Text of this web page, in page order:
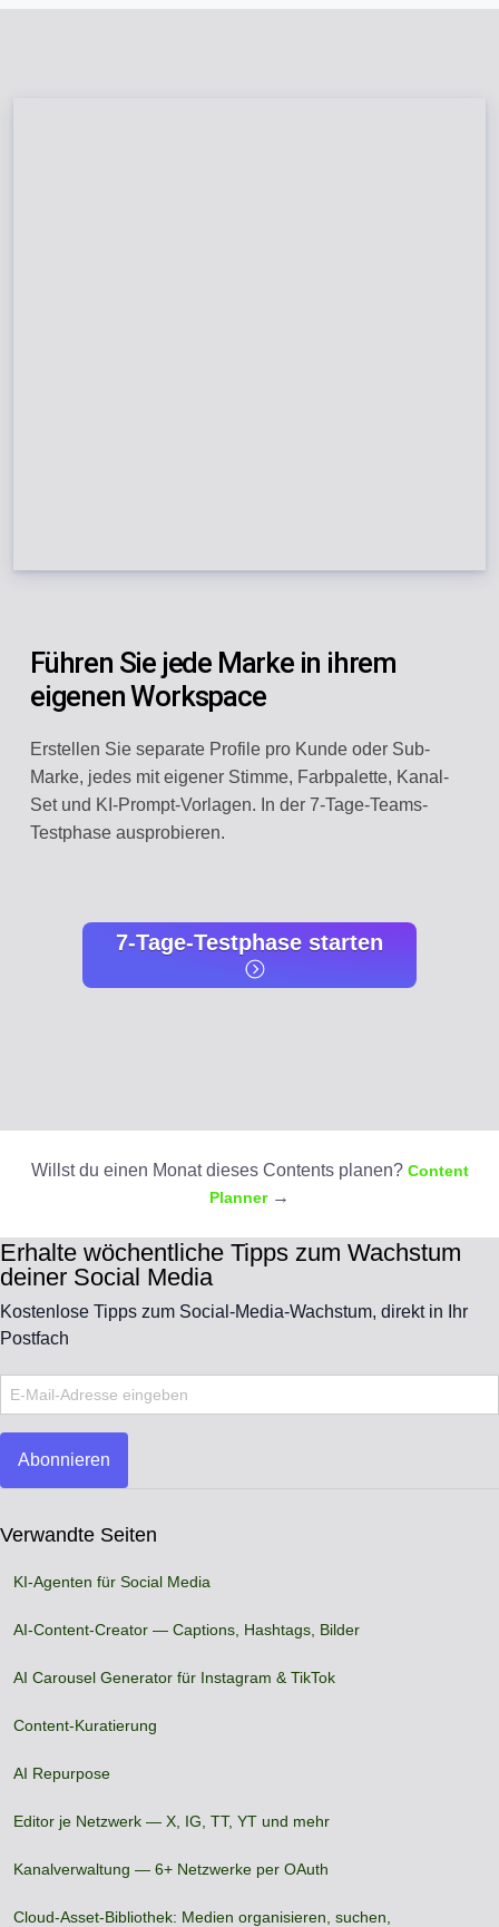
Führen Sie jede Marke in ihrem
eigenen Workspace
Erstellen Sie separate Profile pro Kunde oder Sub-
Marke, jedes mit eigener Stimme, Farbpalette, Kanal-
Set und KI-Prompt-Vorlagen. In der 7-Tage-Teams-
Testphase ausprobieren.
7-Tage-Testphase starten
Willst du einen Monat dieses Contents planen? Content
Planner→
Erhalte wöchentliche Tipps zum Wachstum
deiner Social Media
Kostenlose Tipps zum Social-Media-Wachstum, direkt in Ihr
Postfach
Abonnieren
Verwandte Seiten
KI-Agenten für Social Media
AI-Content-Creator — Captions, Hashtags, Bilder
AI Carousel Generator für Instagram & TikTok
Content-Kuratierung
AI Repurpose
Editor je Netzwerk — X, IG, TT, YT und mehr
Kanalverwaltung — 6+ Netzwerke per OAuth
Cloud-Asset-Bibliothek: Medien organisieren, suchen,